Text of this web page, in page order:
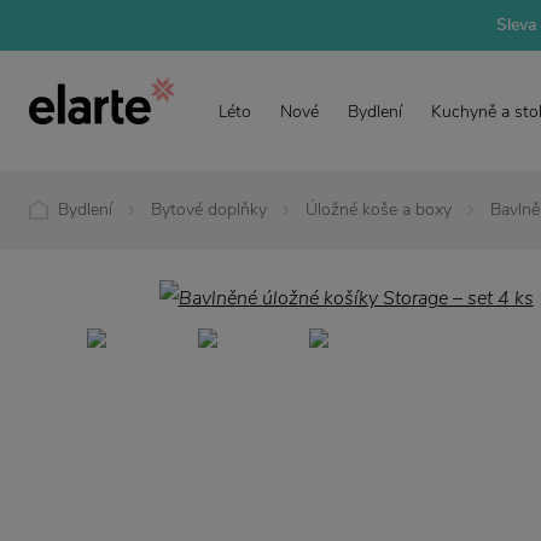
Léto Nové Bydlení Kuchyně a
Bydlení Bytové doplňky Úložné koše a boxy